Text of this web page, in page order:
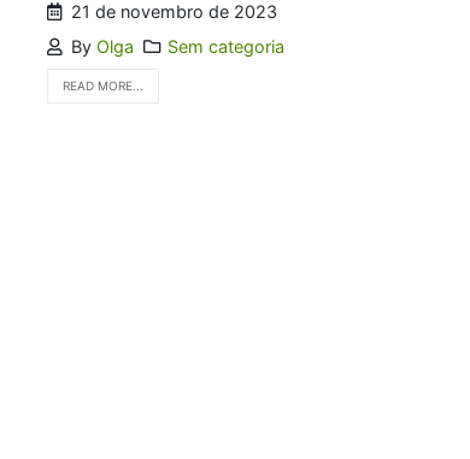
21 de novembro de 2023
By Olga Sem categoria
READ MORE...